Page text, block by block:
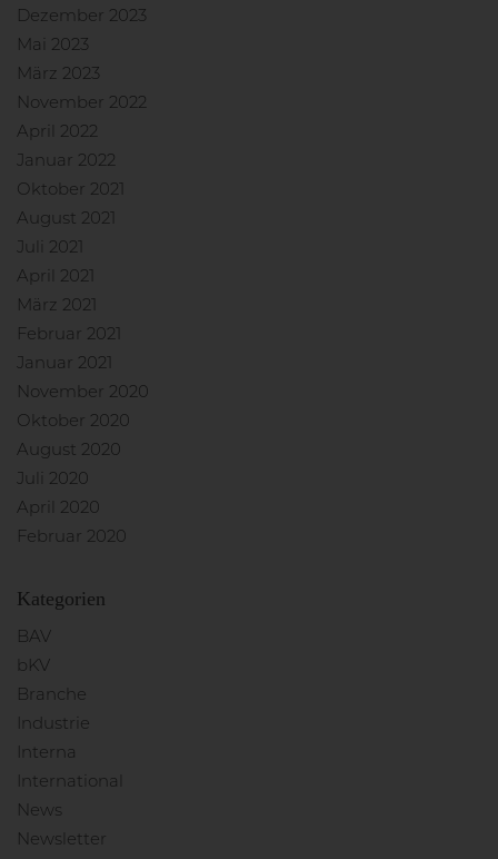
Dezember 2023
Mai 2023
März 2023
November 2022
April 2022
Januar 2022
Oktober 2021
August 2021
Juli 2021
April 2021
März 2021
Februar 2021
Januar 2021
November 2020
Oktober 2020
August 2020
Juli 2020
April 2020
Februar 2020
Kategorien
BAV
bKV
Branche
Industrie
Interna
International
News
Newsletter